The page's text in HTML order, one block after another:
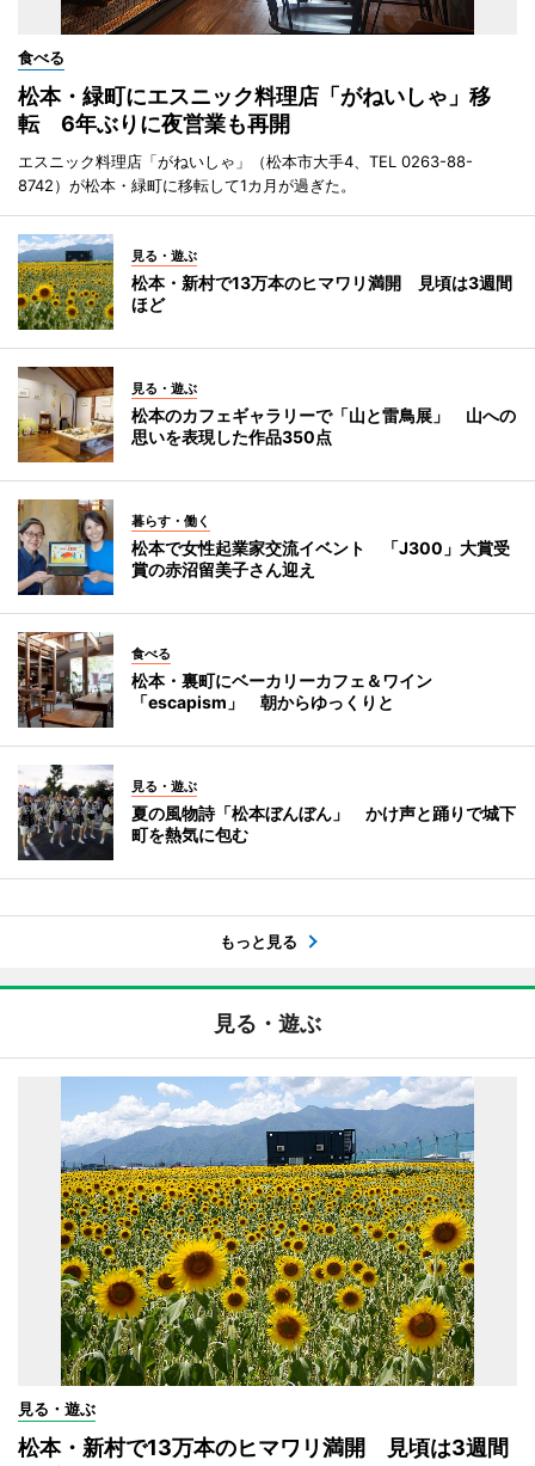
食べる
松本・緑町にエスニック料理店「がねいしゃ」移
転 6年ぶりに夜営業も再開
エスニック料理店「がねいしゃ」（松本市大手4、TEL 0263-88-
8742）が松本・緑町に移転して1カ月が過ぎた。
見る・遊ぶ
松本・新村で13万本のヒマワリ満開 見頃は3週間
ほど
見る・遊ぶ
松本のカフェギャラリーで「山と雷鳥展」 山への
思いを表現した作品350点
暮らす・働く
松本で女性起業家交流イベント 「J300」大賞受
賞の赤沼留美子さん迎え
食べる
松本・裏町にベーカリーカフェ＆ワイン
「escapism」 朝からゆっくりと
見る・遊ぶ
夏の風物詩「松本ぼんぼん」 かけ声と踊りで城下
町を熱気に包む
もっと見る
見る・遊ぶ
見る・遊ぶ
松本・新村で13万本のヒマワリ満開 見頃は3週間